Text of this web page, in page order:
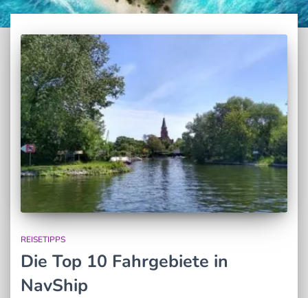
REISETIPPS
Die Top 10 Fahrgebiete in
NavShip